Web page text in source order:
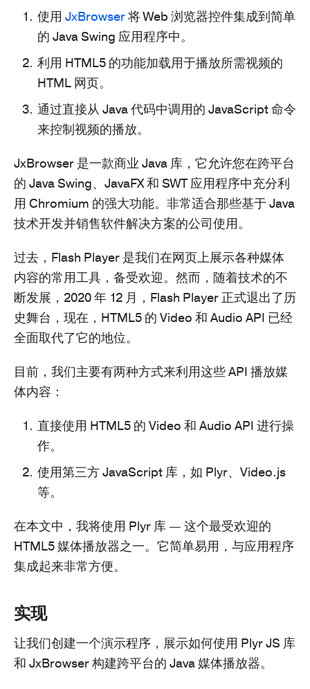
使用 JxBrowser将 Web 浏览器控件集成到简单
的 Java Swing 应用程序中。
利用 HTML5 的功能加载用于播放所需视频的
HTML 网页。
通过直接从 Java 代码中调用的 JavaScript 命令
来控制视频的播放。
JxBrowser 是一款商业 Java 库，它允许您在跨平台
的 Java Swing、JavaFX 和 SWT 应用程序中充分利
用 Chromium 的强大功能。非常适合那些基于 Java
技术开发并销售软件解决方案的公司使用。
过去，Flash Player 是我们在网页上展示各种媒体
内容的常用工具，备受欢迎。然而，随着技术的不
断发展，2020 年 12 月，Flash Player 正式退出了历
史舞台，现在，HTML5 的 Video 和 Audio API 已经
全面取代了它的地位。
目前，我们主要有两种方式来利用这些 API 播放媒
体内容：
直接使用 HTML5 的 Video 和 Audio API 进行操
作。
使用第三方 JavaScript 库，如 Plyr、Video.js
等。
在本文中，我将使用 Plyr 库 — 这个最受欢迎的
HTML5 媒体播放器之一。它简单易用，与应用程序
集成起来非常方便。
实现
让我们创建一个演示程序，展示如何使用 Plyr JS 库
和 JxBrowser 构建跨平台的 Java 媒体播放器。